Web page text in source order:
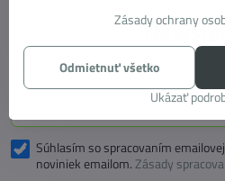
Odoberať naše
Súhlasím so spracovaním
noviniek emailom.Zásady
Zásady ochrany
Ukázať
Odmietnuť všetko